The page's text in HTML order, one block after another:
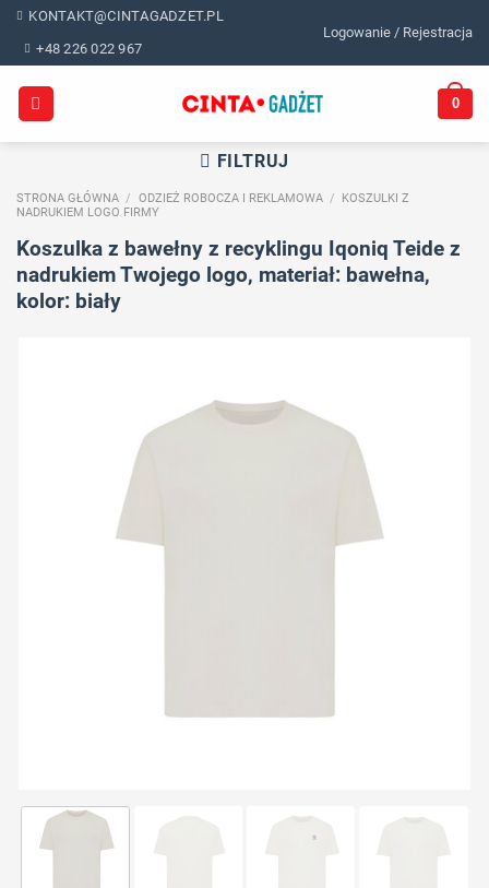
Skip
content
KONTAKT@CINTAGADZET.PL
+48 226 022 967
Logowanie / Rejestracja
0
FILTRUJ
STRONA GŁÓWNA / ODZIEŻ ROBOCZA I REKLAMOWA /
KOSZULKI Z
NADRUKIEM LOGO FIRMY
Koszulka z bawełny z recyklingu Iqoniq Teide z
nadrukiem Twojego logo, materiał: bawełna,
kolor: biały